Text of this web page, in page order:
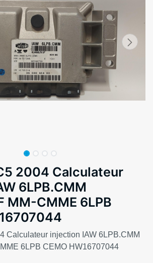
2004 Calculateur
6LPB.CMM
MM-CMME 6LPB
Calculateur injection IAW 6LPB.CMM
6LPB CEMO HW16707044